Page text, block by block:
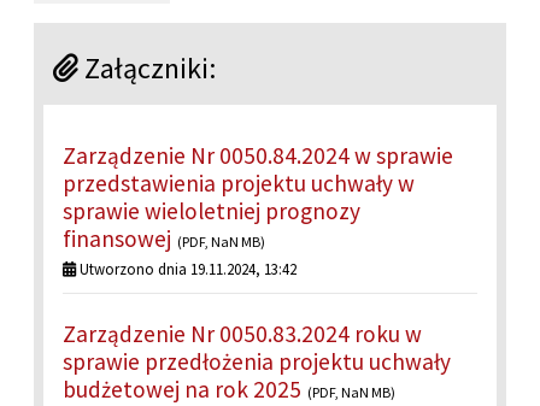
Załączniki:
Zarządzenie Nr 0050.84.2024 w sprawie
przedstawienia projektu uchwały w
sprawie wieloletniej prognozy
finansowej (PDF, NaN MB)
Utworzono dnia 19.11.2024, 13:42
Zarządzenie Nr 0050.83.2024 roku w
sprawie przedłożenia projektu uchwały
budżetowej na rok 2025 (PDF, NaN MB)